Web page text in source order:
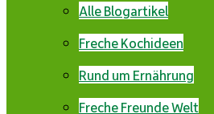
Alle Blogartikel
Freche Kochideen
Rund um Ernährung
Freche Freunde Welt